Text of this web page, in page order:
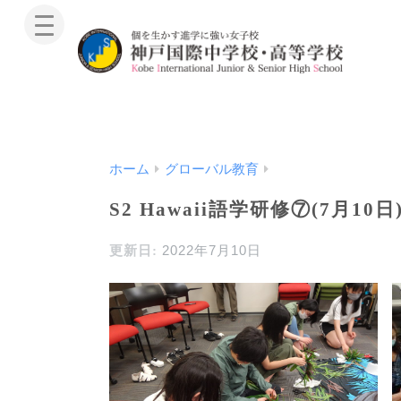
ホーム グローバル教育
S2 Hawaii語学研修⑦(7月10日
2022年7月10日